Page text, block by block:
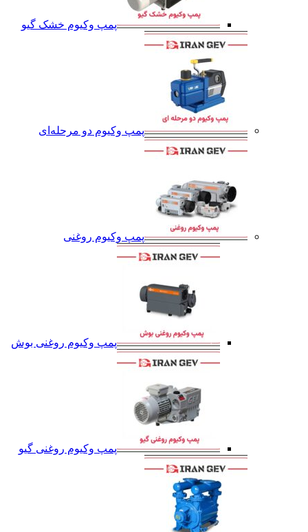
پمپ وکیوم خشک گیو
پمپ وکیوم دو مرحله‌ای
پمپ وکیوم روغنی
پمپ وکیوم روغنی بوش
پمپ وکیوم روغنی گیو